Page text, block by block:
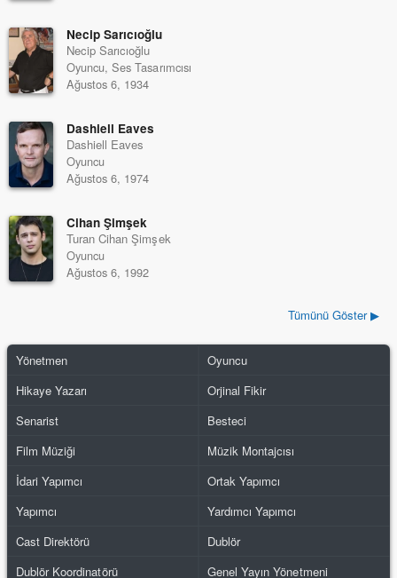
Necip Sarıcıoğlu
Necip Sarıcıoğlu
Oyuncu, Ses Tasarımcısı
Ağustos 6, 1934
Dashiell Eaves
Dashiell Eaves
Oyuncu
Ağustos 6, 1974
Cihan Şimşek
Turan Cihan Şimşek
Oyuncu
Ağustos 6, 1992
Tümünü Göster ▶
Yönetmen
Oyuncu
Hikaye Yazarı
Orjinal Fikir
Senarist
Besteci
Film Müziği
Müzik Montajcısı
İdari Yapımcı
Ortak Yapımcı
Yapımcı
Yardımcı Yapımcı
Cast Direktörü
Dublör
Dublör Koordinatörü
Genel Yayın Yönetmeni